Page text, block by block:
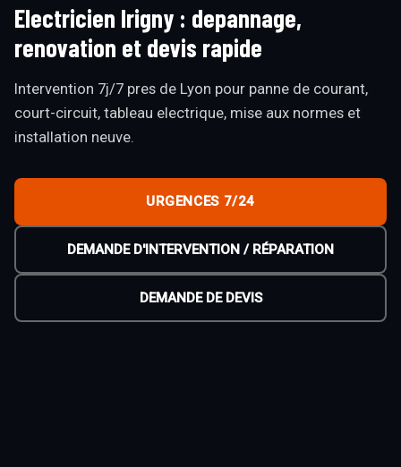
Electricien Irigny : depannage,
renovation et devis rapide
Intervention 7j/7 pres de Lyon pour panne de courant,
court-circuit, tableau electrique, mise aux normes et
installation neuve.
URGENCES 7/24
DEMANDE D'INTERVENTION / RÉPARATION
DEMANDE DE DEVIS